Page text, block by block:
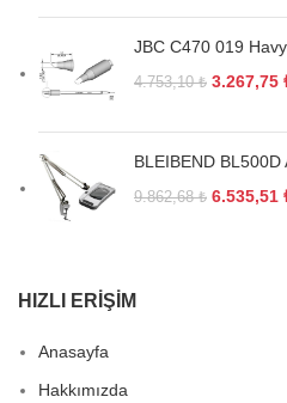
JBC C470 019
4.753,10₺ 3.267,75
BLEIBEND
9.862,68₺ 6.535,51
HIZLI ERIŞIM
Anasayfa
Hakkımızda